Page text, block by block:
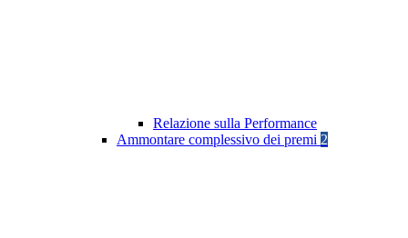
Relazione sulla Performance
Ammontare complessivo dei premi 2